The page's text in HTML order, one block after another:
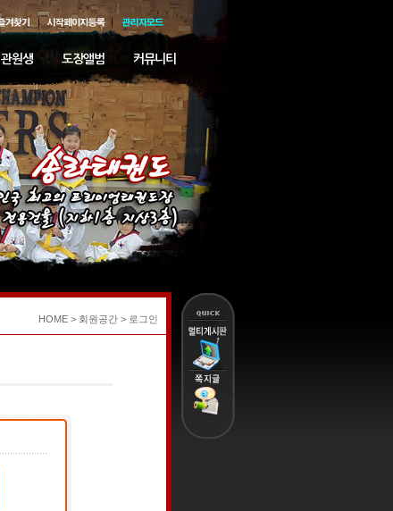
관원생 도장앨범 커뮤니티
HOME > 회원공간 > 로그인